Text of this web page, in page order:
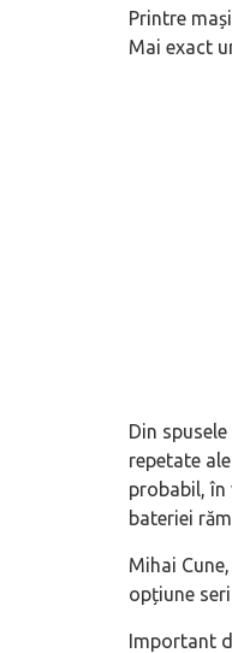
Printre
Mai exact
Din
repetate
probabil, în
bateriei
Mihai
opțiune
Important